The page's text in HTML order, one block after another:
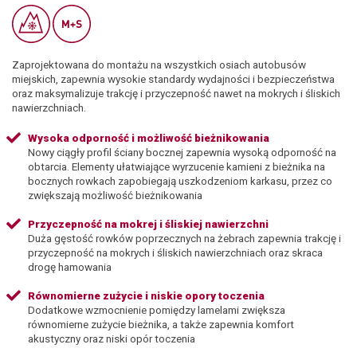
Zaprojektowana do montażu na wszystkich osiach autobusów
miejskich, zapewnia wysokie standardy wydajności i bezpieczeństwa
oraz maksymalizuje trakcję i przyczepność nawet na mokrych i śliskich
nawierzchniach.
Wysoka odporność i możliwość bieżnikowania
Nowy ciągły profil ściany bocznej zapewnia wysoką odporność na
obtarcia. Elementy ułatwiające wyrzucenie kamieni z bieżnika na
bocznych rowkach zapobiegają uszkodzeniom karkasu, przez co
zwiększają możliwość bieżnikowania
Przyczepność na mokrej i śliskiej nawierzchni
Duża gęstość rowków poprzecznych na żebrach zapewnia trakcję i
przyczepność na mokrych i śliskich nawierzchniach oraz skraca
drogę hamowania
Równomierne zużycie i niskie opory toczenia
Dodatkowe wzmocnienie pomiędzy lamelami zwiększa
równomierne zużycie bieżnika, a także zapewnia komfort
akustyczny oraz niski opór toczenia